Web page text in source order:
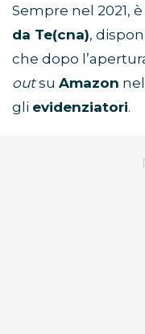
Sempre nel 2021,
da Te(cna),
che dopo
outsu Amazon
gli evidenziatori.